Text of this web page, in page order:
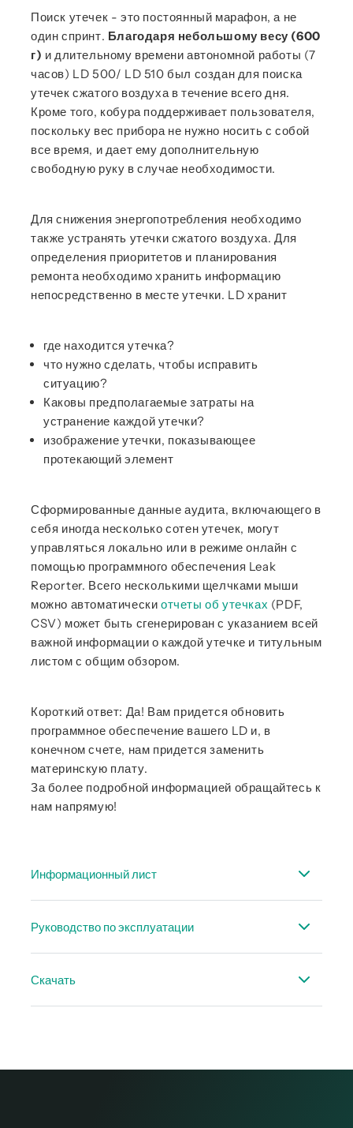
Поиск утечек - это постоянный марафон, а не
один спринт. Благодаря небольшому весу (600
г) и длительному времени автономной работы (7
часов) LD 500/ LD 510 был создан для поиска
утечек сжатого воздуха в течение всего дня.
Кроме того, кобура поддерживает пользователя,
поскольку вес прибора не нужно носить с собой
все время, и дает ему дополнительную
свободную руку в случае необходимости.
Для снижения энергопотребления необходимо
также устранять утечки сжатого воздуха. Для
определения приоритетов и планирования
ремонта необходимо хранить информацию
непосредственно в месте утечки. LD хранит
где находится утечка?
что нужно сделать, чтобы исправить
ситуацию?
Каковы предполагаемые затраты на
устранение каждой утечки?
изображение утечки, показывающее
протекающий элемент
Сформированные данные аудита, включающего в
себя иногда несколько сотен утечек, могут
управляться локально или в режиме онлайн с
помощью программного обеспечения Leak
Reporter. Всего несколькими щелчками мыши
можно автоматически отчеты об утечках (PDF,
CSV) может быть сгенерирован с указанием всей
важной информации о каждой утечке и титульным
листом с общим обзором.
Короткий ответ: Да! Вам придется обновить
программное обеспечение вашего LD и, в
конечном счете, нам придется заменить
материнскую плату.
За более подробной информацией обращайтесь к
нам напрямую!
Информационный лист
Руководство по эксплуатации
Скачать